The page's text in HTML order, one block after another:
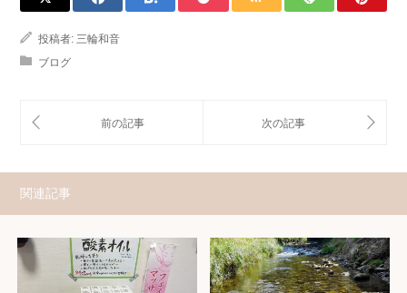
投稿者: 三輪和音
ブログ
関連記事